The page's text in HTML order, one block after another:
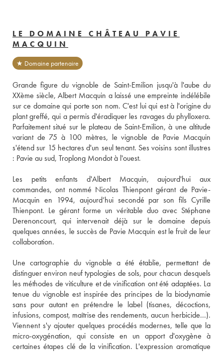
LE DOMAINE CHÂTEAU PAVIE
MACQUIN
★ Domaine partenaire
Grande figure du vignoble de Saint-Emilion jusqu'à l'aube du
XXème siècle, Albert Macquin a laissé une empreinte indélébile
sur ce domaine qui porte son nom. C'est lui qui est à l'origine du
plant greffé, qui a permis d'éradiquer les ravages du phylloxera.
Parfaitement situé sur le plateau de Saint-Emilion, à une altitude
variant de 75 à 100 mètres, le vignoble de Pavie Macquin
s'étend sur 15 hectares d'un seul tenant. Ses voisins sont illustres
: Pavie au sud, Troplong Mondot à l'ouest.
Les petits enfants d'Albert Macquin, aujourd'hui aux
commandes, ont nommé Nicolas Thienpont gérant de Pavie-
Macquin en 1994, aujourd’hui secondé par son fils Cyrille
Thienpont. Le gérant forme un véritable duo avec Stéphane
Derenoncourt, qui intervenait déjà sur le domaine depuis
quelques années, le succès de Pavie Macquin est le fruit de leur
collaboration.
Une cartographie du vignoble a été établie, permettant de
distinguer environ neuf typologies de sols, pour chacun desquels
les méthodes de viticulture et de vinification ont été adaptées. La
tenue du vignoble est inspirée des principes de la biodynamie
sans pour autant en prétendre le label (tisanes, décoctions,
infusions, compost, maîtrise des rendements, aucun herbicide...).
Viennent s'y ajouter quelques procédés modernes, telle que la
micro-oxygénation, qui consiste en un apport d'oxygène à
certaines étapes clé de la vinification. L'expression aromatique